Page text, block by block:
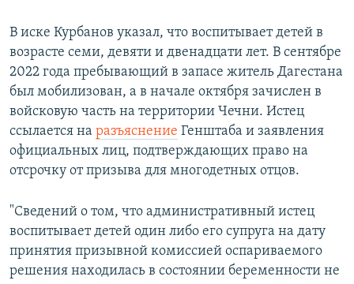
В иске Курбанов указал, что воспитывает детей в
возрасте семи, девяти и двенадцати лет. В сентябре
2022 года пребывающий в запасе житель Дагестана
был мобилизован, а в начале октября зачислен в
войсковую часть на территории Чечни. Истец
ссылается на разъяснение Генштаба и заявления
официальных лиц, подтверждающих право на
отсрочку от призыва для многодетных отцов.
"Сведений о том, что административный истец
воспитывает детей один либо его супруга на дату
принятия призывной комиссией оспариваемого
решения находилась в состоянии беременности не